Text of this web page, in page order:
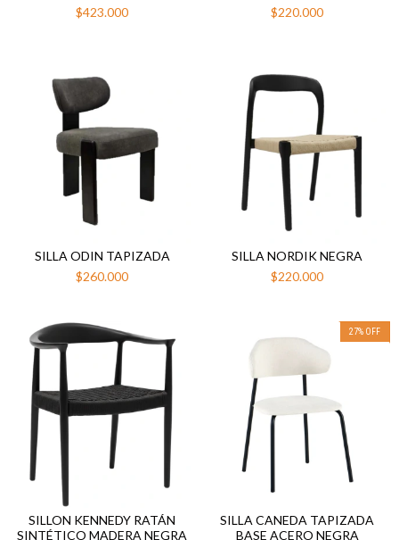
$423.000
$220.000
SILLA ODIN TAPIZADA
$260.000
SILLA NORDIK NEGRA
$220.000
SILLON KENNEDY RATÁN
SINTÉTICO MADERA NEGRA
27% OFF
SILLA CANEDA TAPIZADA
BASE ACERO NEGRA